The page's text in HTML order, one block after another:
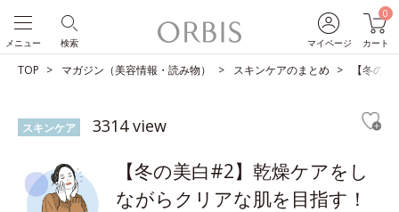
マイページ
0
カート
検索
メニュー
TOP マガジン（美容情報・読み物） スキンケアのまとめ 【冬の
スキンケア 3314 view
【冬の美白#2】乾燥ケアをし
ながらクリアな肌を目指す！